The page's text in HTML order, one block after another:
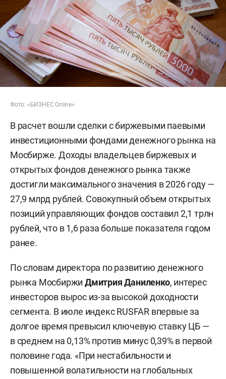
Фото: «БИЗНЕС Online»
В расчет вошли сделки с биржевыми паевыми
инвестиционными фондами денежного рынка на
Мосбирже. Доходы владельцев биржевых и
открытых фондов денежного рынка также
достигли максимального значения в 2026 году —
27,9 млрд рублей. Совокупный объем открытых
позиций управляющих фондов составил 2,1 трлн
рублей, что в 1,6 раза больше показателя годом
ранее.
По словам директора по развитию денежного
рынка МосбиржиДмитрия Даниленко, интерес
инвесторов вырос из-за высокой доходности
сегмента. В июле индекс RUSFAR впервые за
долгое время превысил ключевую ставку ЦБ —
в среднем на 0,13% против минус 0,39% в первой
половине года. «При нестабильности и
повышенной волатильности на глобальных